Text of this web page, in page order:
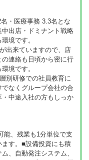
・医療事務 3.3名とな
出店・ドミナント戦略
境です。
出来ていますので、店
連絡も日頃から密に行
境です。
別研修での社員教育に
なくグループ会社の合
中途入社の方もしっか
能、残業も1分単位で支
す。■設備投資にも積
、自動発注システム、